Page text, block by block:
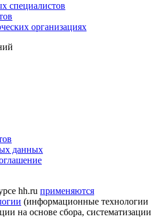
специалистов
организациях
данных
hh.ru применяются
(информационные технологии
на основе сбора, систематизации